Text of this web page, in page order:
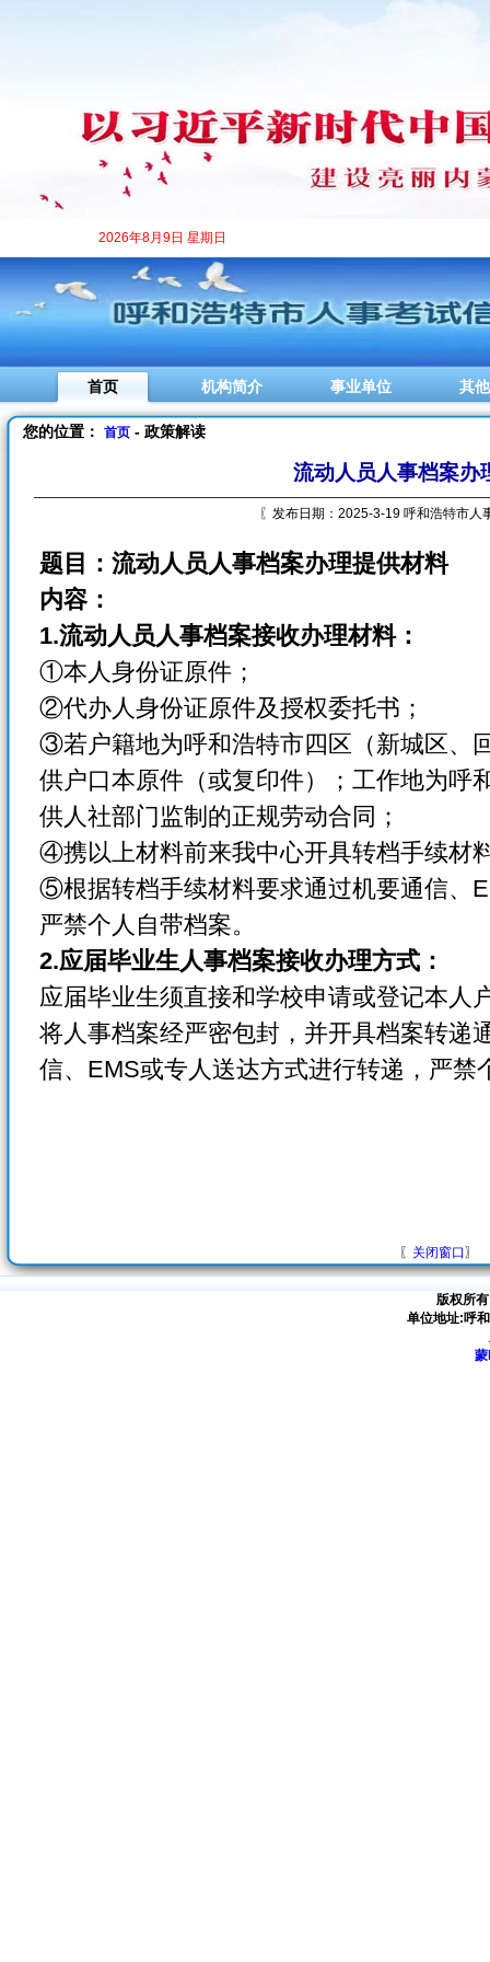
2026年8月9日 星期日
首页 机构简介 事业单位 其
您的位置： 首页- 政策解读
流动人员人事档案办
〖发布日期：2025-3-19 呼和浩特市人
题目：流动人员人事档案办理提供材料
内容：
1.流动人员人事档案接收办理材料：
①本人身份证原件；
②代办人身份证原件及授权委托书；
③若户籍地为呼和浩特市四区（新城区、
供户口本原件（或复印件）；工作地为呼
供人社部门监制的正规劳动合同；
④携以上材料前来我中心开具转档手续材
⑤根据转档手续材料要求通过机要通信、
严禁个人自带档案。
2.应届毕业生人事档案接收办理方式：
应届毕业生须直接和学校申请或登记本人
将人事档案经严密包封，并开具档案转递
信、EMS或专人送达方式进行转递，严禁
〖 关闭窗口 〗
版权所
单位地址:呼